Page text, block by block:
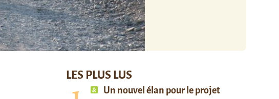
LES PLUS LUS
Un nouvel élan pour le projet